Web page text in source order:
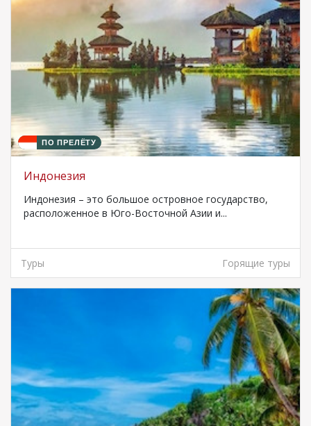
ПО ПРЕЛЁТУ
Индонезия
Индонезия – это большое островное государство,
расположенное в Юго-Восточной Азии и...
Туры Горящие туры